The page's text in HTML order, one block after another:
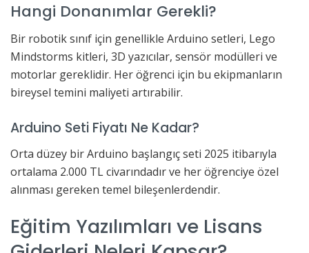
Hangi Donanımlar Gerekli?
Bir robotik sınıf için genellikle Arduino setleri, Lego
Mindstorms kitleri, 3D yazıcılar, sensör modülleri ve
motorlar gereklidir. Her öğrenci için bu ekipmanların
bireysel temini maliyeti artırabilir.
Arduino Seti Fiyatı Ne Kadar?
Orta düzey bir Arduino başlangıç seti 2025 itibarıyla
ortalama 2.000 TL civarındadır ve her öğrenciye özel
alınması gereken temel bileşenlerdendir.
Eğitim Yazılımları ve Lisans